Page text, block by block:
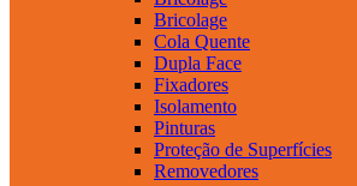
Bricolage
Cola Quente
Dupla Face
Fixadores
Isolamento
Pinturas
Proteção de Superfícies
Removedores